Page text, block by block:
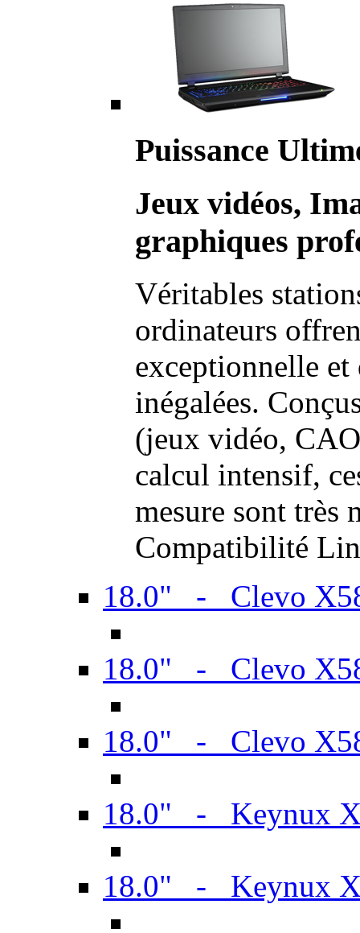
Puissance
Jeux vidéos,
graphiques
Véritables
ordinateurs
exceptionnelle et
inégalées.
(jeux vidéo,
calcul intensif,
mesure sont très
Compatibilité
18.0" - Clevo
18.0" - Clevo
18.0" - Clevo
18.0" - Keynux
18.0" - Keynux